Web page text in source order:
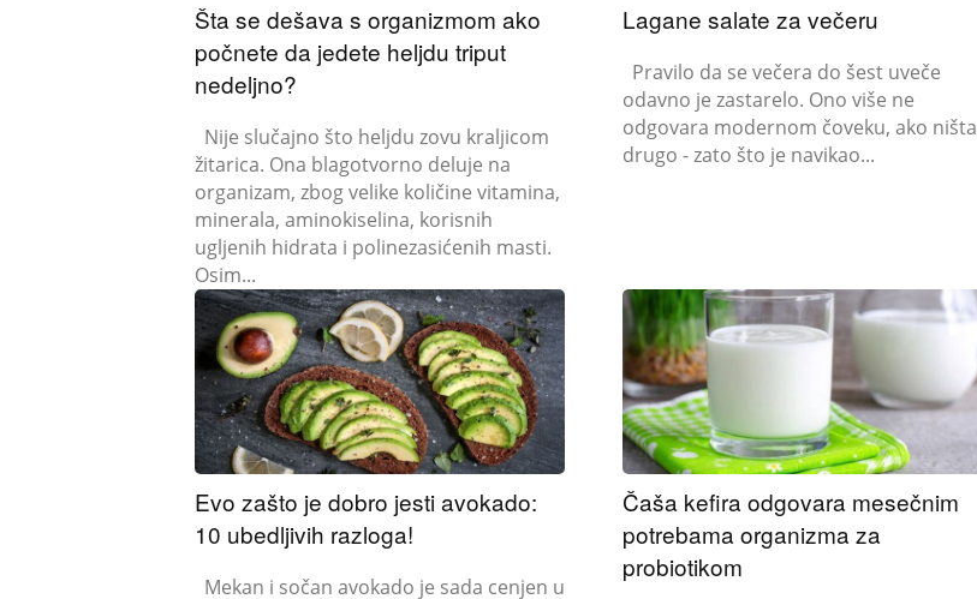
Šta se dešava s organizmom ako
počnete da jedete heljdu triput
nedeljno?
žitarica. Ona blagotvorno deluje na
organizam, zbog velike količine vitamina,
minerala, aminokiselina, korisnih
ugljenih hidrata i polinezasićenih masti.
Osim...
Lagane salate za večeru
odavno je zastarelo. Ono više ne
odgovara modernom čoveku, ako ništa
drugo - zato što je navikao...
Evo zašto je dobro jesti avokado:
10 ubedljivih razloga!
Čaša kefira odgovara mesečnim
potrebama organizma za
probiotikom